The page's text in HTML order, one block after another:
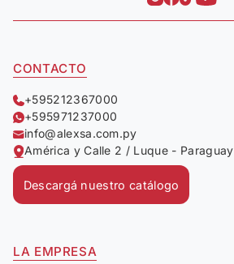
CONTACTO
+595212367000
+595971237000
info@alexsa.com.py
América y Calle 2 / Luque - Paraguay
Descargá nuestro catálogo
LA EMPRESA